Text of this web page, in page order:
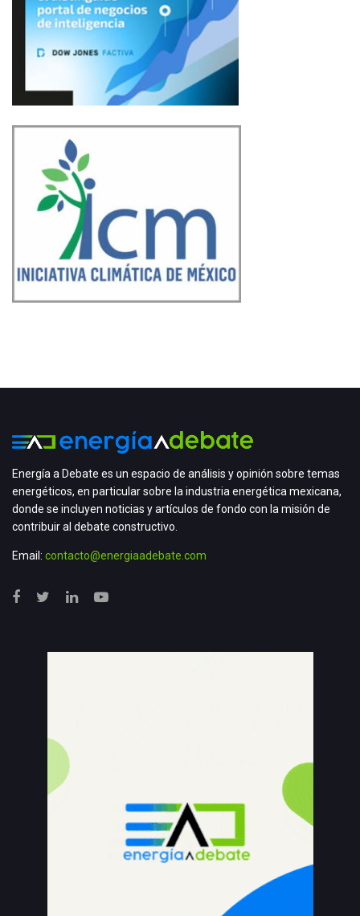
Energía a Debate es un espacio de análisis y opinión sobre temas
energéticos, en particular sobre la industria energética mexicana,
donde se incluyen noticias y artículos de fondo con la misión de
contribuir al debate constructivo.
Email: contacto@energiaadebate.com